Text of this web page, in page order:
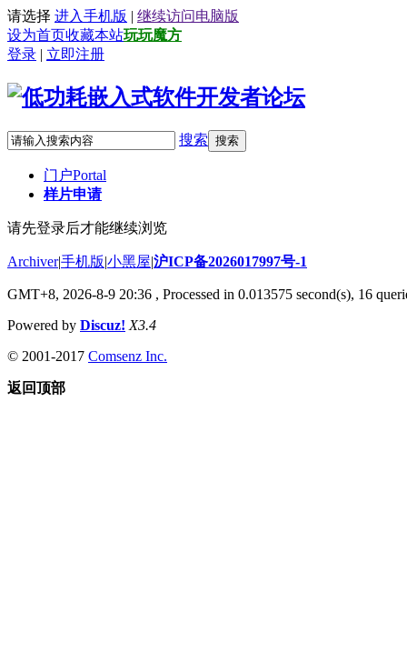
请选择 进入手机版 | 继续访问电脑版
设为首页收藏本站玩玩魔方
登录 | 立即注册
搜索 搜索
门户Portal
样片申请
请先登录后才能继续浏览
Archiver|手机版|小黑屋|沪ICP备2026017997号-1
GMT+8, 2026-8-9 20:36 , Processed in 0.013575 second(s), 16
Powered by Discuz! X3.4
© 2001-2017 Comsenz Inc.
返回顶部